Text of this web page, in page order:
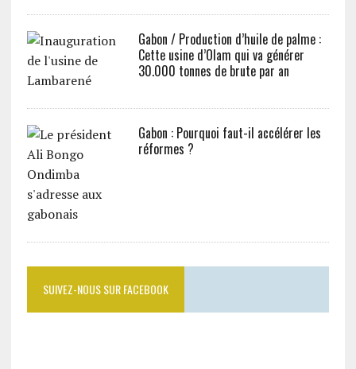
Gabon / Production d’huile de palme :
Cette usine d’Olam qui va générer
30.000 tonnes de brute par an
Gabon : Pourquoi faut-il accélérer les
réformes ?
SUIVEZ-NOUS SUR FACEBOOK